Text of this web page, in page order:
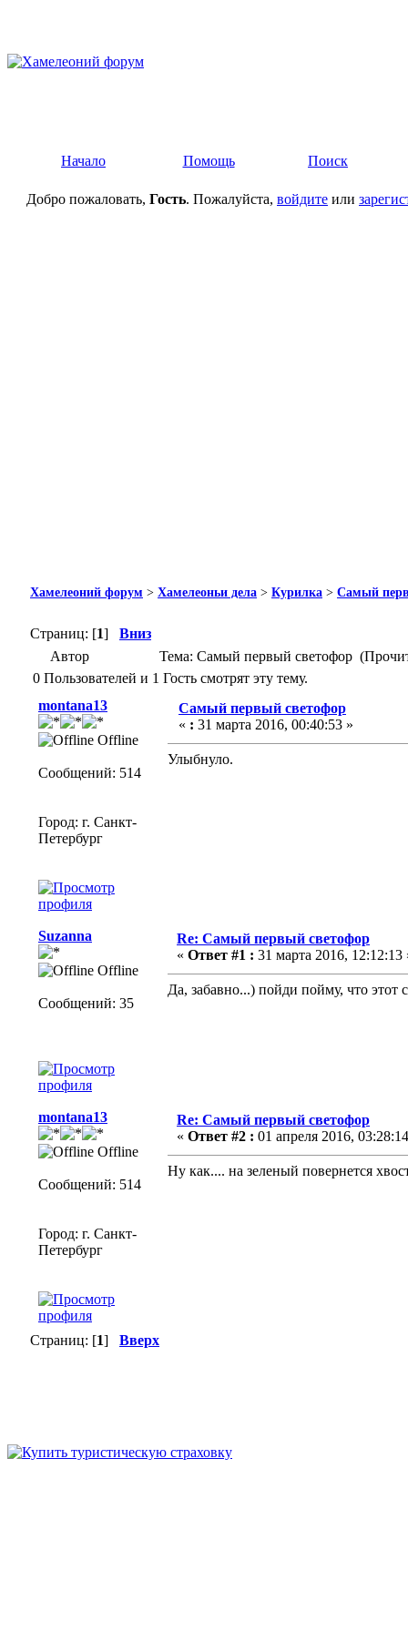
Начало Помощь Поиск
Добро пожаловать, Гость. Пожалуйста, войдите или
Хамелеоний форум > Хамелеоньи дела > Курилка > Самый
Страниц: [1] Вниз
Автор
Тема: Самый первый светофор
0 Пользователей и 1 Гость смотрят эту тему.
montana13
Offline
Сообщений: 514
Город: г. Санкт-
Петербург
Самый первый светофор
« : 31 марта 2016, 00:40:53 »
Улыбнуло.
Suzanna
Offline
Сообщений: 35
Re: Самый первый светофор
« Ответ #1 : 31 марта 2016, 12:12:13
Да, забавно...) пойди пойму, что этот
montana13
Offline
Сообщений: 514
Город: г. Санкт-
Петербург
Re: Самый первый светофор
« Ответ #2 : 01 апреля 2016,
Ну как.... на зеленый повернется
Страниц: [1] Вверх